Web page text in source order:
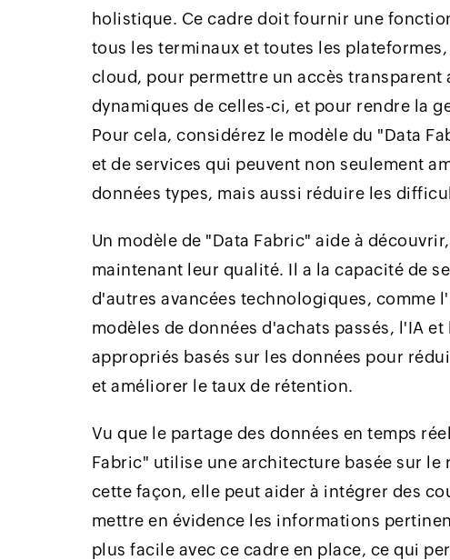
holistique. Ce cadre doit fournir une
tous les terminaux et toutes les
cloud, pour permettre un accès transparent
dynamiques de celles-ci, et pour rendre la
Pour cela, considérez le modèle du "Data
et de services qui peuvent non seulement
données types, mais aussi réduire les
Un modèle de "Data Fabric" aide à
maintenant leur qualité. Il a la capacité de
d'autres avancées technologiques, comme
modèles de données d'achats passés, l'IA
appropriés basés sur les données pour
et améliorer le taux de rétention.
Vu que le partage des données en temps
Fabric" utilise une architecture basée sur le
cette façon, elle peut aider à intégrer des
mettre en évidence les informations
plus facile avec ce cadre en place, ce qui